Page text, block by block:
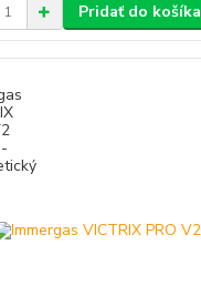
Pridať do košíka